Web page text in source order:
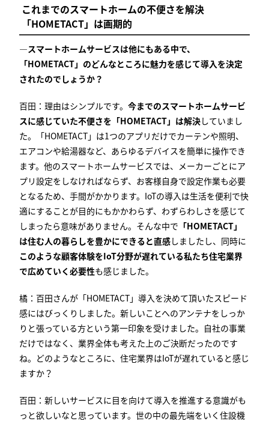
これまでのスマートホームの不便さを解決
「HOMETACT」は画期的
―スマートホームサービスは他にもある中で、
「HOMETACT」のどんなところに魅力を感じて導入を決定
されたのでしょうか？
百田：理由はシンプルです。 今までのスマートホームサービ
スに感じていた不便さを「HOMETACT」は解決していまし
た。「HOMETACT」は1つのアプリだけでカーテンや照明、
エアコンや給湯器など、あらゆるデバイスを簡単に操作でき
ます。他のスマートホームサービスでは、メーカーごとにア
プリ設定をしなければならず、お客様自身で設定作業も必要
となるため、手間がかかります。 IoTの導入は生活を便利で快
適にすることが目的にもかかわらず、わずらわしさを感じて
しまったら意味がありません。そんな中で 「HOMETACT」
は住む人の暮らしを豊かにできると直感しましたし、同時に
このような顧客体験をIoT分野が遅れている私たち住宅業界
で広めていく必要性も感じました。
橘：百田さんが「HOMETACT」導入を決めて頂いたスピード
感にはびっくりしました。新しいことへのアンテナをしっか
りと張っている方という第一印象を受けました。自社の事業
だけではなく、業界全体も考えた上のご決断だったのです
ね。どのようなところに、住宅業界はIoTが遅れていると感じ
ますか？
百田：新しいサービスに目を向けて導入を推進する意識がも
っと欲しいなと思っています。世の中の最先端をいく住設機